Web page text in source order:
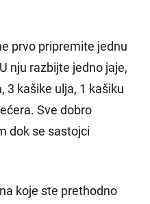
prvo pripremite jednu
nju razbijte jedno jaje,
3 kašike ulja, 1 kašiku
Sve dobro
dok se sastojci
koje ste prethodno